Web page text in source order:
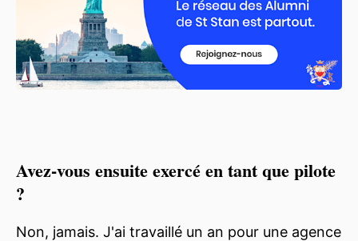
Avez-vous ensuite exercé en tant que pilote
?
Non, jamais. J'ai travaillé un an pour une agence